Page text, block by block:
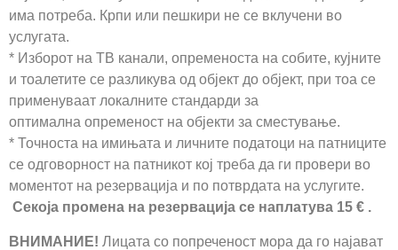
има потреба. Крпи или пешкири не се вклучени во
услугата.
* Изборот на ТВ канали, опременоста на собите, кујните
и тоалетите се разликува од објект до објект, при тоа се
применуваат локалните стандарди за
оптимална опременост на објекти за сместување.
* Точноста на имињата и личните податоци на патниците
се одговорност на патникот кој треба да ги провери во
моментот на резервација и по потврдата на услугите.
Секоја промена на резервација се наплатува 15 € .
ВНИМАНИЕ! Лицата со попреченост мора да го најават